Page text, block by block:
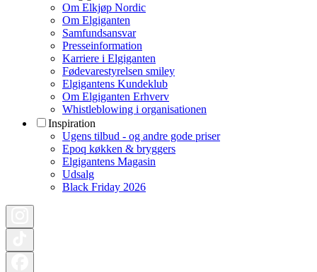
Om Elkjøp Nordic
Om Elgiganten
Samfundsansvar
Presseinformation
Karriere i Elgiganten
Fødevarestyrelsen smiley
Elgigantens Kundeklub
Om Elgiganten Erhverv
Whistleblowing i organisationen
Inspiration
Ugens tilbud - og andre gode priser
Epoq køkken & bryggers
Elgigantens Magasin
Udsalg
Black Friday 2026